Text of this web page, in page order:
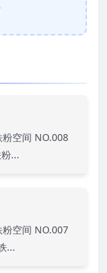
空间 NO.008
...
空间 NO.007
...